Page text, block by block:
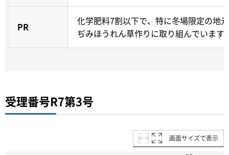
PR
化学肥料7割以下で、特に冬場限定の地
ぢみほうれん草作りに取り組んでいます
受理番号R7第3号
画面サイズで表示